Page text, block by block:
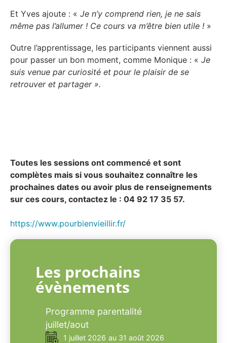
Et Yves ajoute : « Je n’y comprend rien, je ne sais
même pas l’allumer ! Ce cours va m’être bien utile ! »
Outre l’apprentissage, les participants viennent aussi
pour passer un bon moment, comme Monique : « Je
suis venue par curiosité et pour le plaisir de se
retrouver et partager ».
Toutes les sessions ont commencé et sont
complètes mais si vous souhaitez connaître les
prochaines dates ou avoir plus de renseignements
sur ces cours, contactez le : 04 92 17 35 57.
https://www.pourbienvieillir.fr/
Les prochains
évènements
Programme parentalité
juillet/aout
1 juillet 2026 au 31 août 2026